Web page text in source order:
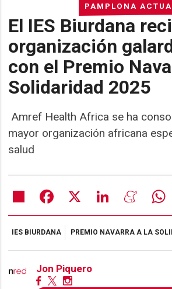
PAMPLONA
El IES Biurdana
organización
con el Premio
Solidaridad 2025
Amref Health Africa se ha
mayor organización africana
salud
Share Facebook LinkedIn
IES BIURDANA PREMIO NAVARRA A LA
Jon Piquero